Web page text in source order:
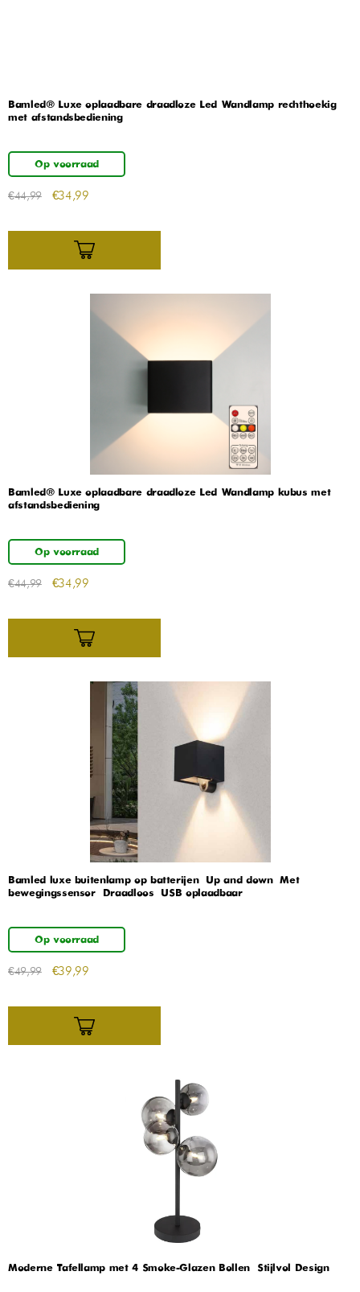
Bamled® Luxe oplaadbare draadloze Led Wandlamp rechthoekig
met afstandsbediening
Op voorraad
€44,99 €34,99
Bamled® Luxe oplaadbare draadloze Led Wandlamp kubus met
afstandsbediening
Op voorraad
€44,99 €34,99
Bamled luxe buitenlamp op batterijen – Up and down – Met
bewegingssensor – Draadloos – USB oplaadbaar
Op voorraad
€49,99 €39,99
Moderne Tafellamp met 4 Smoke-Glazen Bollen – Stijlvol Design